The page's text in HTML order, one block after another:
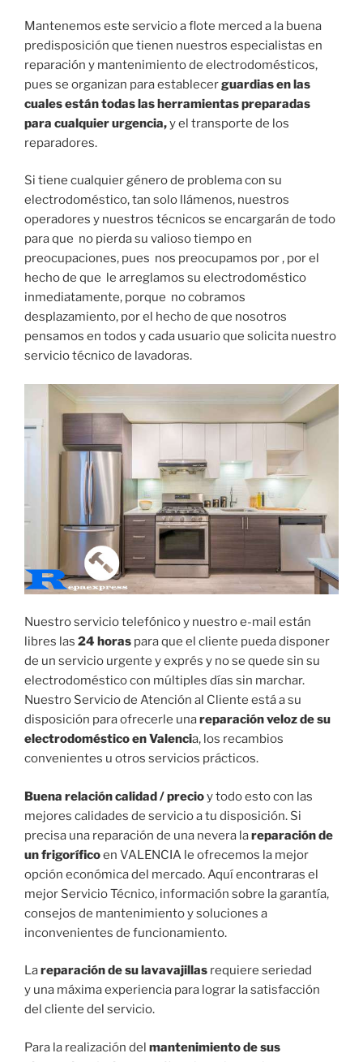
Mantenemos este servicio a flote merced a la buena
predisposición que tienen nuestros especialistas en
reparación y mantenimiento de electrodomésticos,
pues se organizan para establecerguardias en las
cuales están todas las herramientas preparadas
para cualquier urgencia,y el transporte de los
reparadores.
Si tiene cualquier género de problema con su
electrodoméstico, tan solo llámenos, nuestros
operadores y nuestros técnicos se encargarán de todo
para que no pierda su valioso tiempo en
preocupaciones, pues nos preocupamos por , por el
hecho de que le arreglamos su electrodoméstico
inmediatamente, porque no cobramos
desplazamiento, por el hecho de que nosotros
pensamos en todos y cada usuario que solicita nuestro
servicio técnico de lavadoras.
Nuestro servicio telefónico y nuestro e-mail están
libres las 24 horas para que el cliente pueda disponer
de un servicio urgente y exprés y no se quede sin su
electrodoméstico con múltiples días sin marchar.
Nuestro Servicio de Atención al Cliente está a su
disposición para ofrecerle unareparación veloz de su
electrodoméstico en Valencia, los recambios
convenientes u otros servicios prácticos.
Buena relación calidad / precioy todo esto con las
mejores calidades de servicio a tu disposición. Si
precisa una reparación de una nevera lareparación de
un frigoríficoen VALENCIA le ofrecemos la mejor
opción económica del mercado. Aquí encontraras el
mejor Servicio Técnico, información sobre la garantía,
consejos de mantenimiento y soluciones a
inconvenientes de funcionamiento.
Lareparación de su lavavajillas requiere seriedad
y una máxima experiencia para lograr la satisfacción
del cliente del servicio.
Para la realización del mantenimiento de sus